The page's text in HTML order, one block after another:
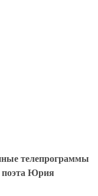
телепрограммы
поэта Юрия